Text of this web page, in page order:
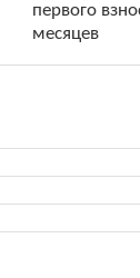
первого
месяцев